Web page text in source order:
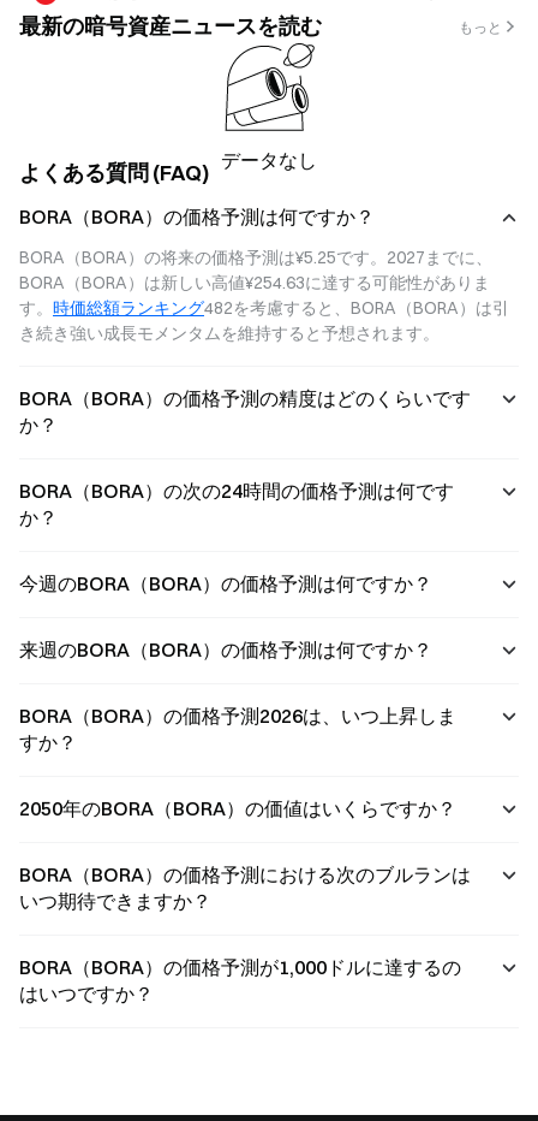
最新の暗号資産ニュースを読む もっと
データなし
よくある質問 (FAQ)
BORA（BORA）の価格予測は何ですか？
BORA（BORA）の将来の価格予測は¥5.25です。2027までに、
BORA（BORA）は新しい高値¥254.63に達する可能性がありま
す。 時価総額ランキング482を考慮すると、BORA（BORA）は引
き続き強い成長モメンタムを維持すると予想されます。
BORA（BORA）の価格予測の精度はどのくらいです
か？
BORA（BORA）の次の24時間の価格予測は何です
か？
今週のBORA（BORA）の価格予測は何ですか？
来週のBORA（BORA）の価格予測は何ですか？
BORA（BORA）の価格予測2026は、いつ上昇しま
すか？
2050年のBORA（BORA）の価値はいくらですか？
BORA（BORA）の価格予測における次のブルランは
いつ期待できますか？
BORA（BORA）の価格予測が1,000ドルに達するの
はいつですか？